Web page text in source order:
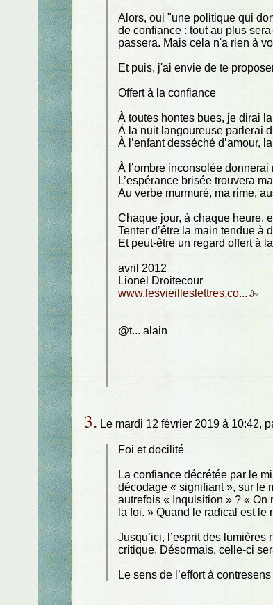
Alors, oui "une politique qui
de confiance : tout au plus
passera. Mais cela n'a rien à
Et puis, j'ai envie de te
Offert à la confiance
À toutes hontes bues, je dirai
À la nuit langoureuse parlerai
À l’enfant desséché d’amour,
À l’ombre inconsolée donnerai
L’espérance brisée trouvera
Au verbe murmuré, ma rime,
Chaque jour, à chaque heure,
Tenter d’être la main tendue à
Et peut-être un regard offert à
avril 2012
Lionel Droitecour
www.lesvieilleslettres.co...
@t... alain
3. Le mardi 12 février 2019 à 10:42,
Foi et docilité
La confiance décrétée par le
décodage « signifiant », sur le
autrefois « Inquisition » ? « On
la foi. » Quand le radical est le
Jusqu’ici, l’esprit des
critique. Désormais, celle-ci
Le sens de l’effort à